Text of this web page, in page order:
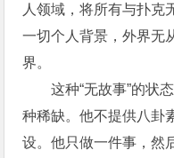
人领域，将所有与扑克
一切个人背景，外界
界。
这种“无故事”的状
种稀缺。他不提供八卦
设。他只做一件事，然